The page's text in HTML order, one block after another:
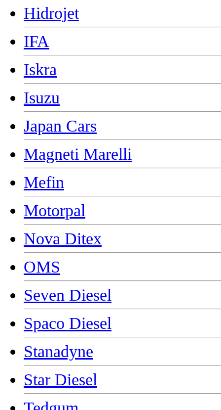
Hidrojet
IFA
Iskra
Isuzu
Japan Cars
Magneti Marelli
Mefin
Motorpal
Nova Ditex
OMS
Seven Diesel
Spaco Diesel
Stanadyne
Star Diesel